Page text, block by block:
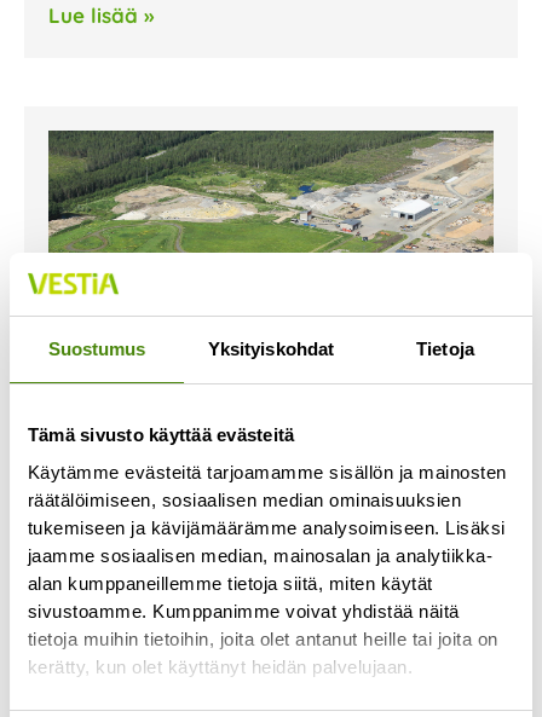
Suostumus Yksityiskohdat Tietoja
Tämä sivusto käyttää evästeitä
Käytämme evästeitä tarjoamamme sisällön ja mainosten
räätälöimiseen, sosiaalisen median ominaisuuksien
tukemiseen ja kävijämäärämme analysoimiseen. Lisäksi
jaamme sosiaalisen median, mainosalan ja analytiikka-
alan kumppaneillemme tietoja siitä, miten käytät
sivustoamme. Kumppanimme voivat yhdistää näitä
tietoja muihin tietoihin, joita olet antanut heille tai joita on
kerätty, kun olet käyttänyt heidän palvelujaan.
Lue lisää »
Jätekeskukselta tulevan
veden määrää rajoitettiin
viemäriverkkoon
16.4.2024
Ylivieskan kaupungilta tuli Vestialle pyyntö
perjantaina 12.4. rajoittaa jätekeskukselta